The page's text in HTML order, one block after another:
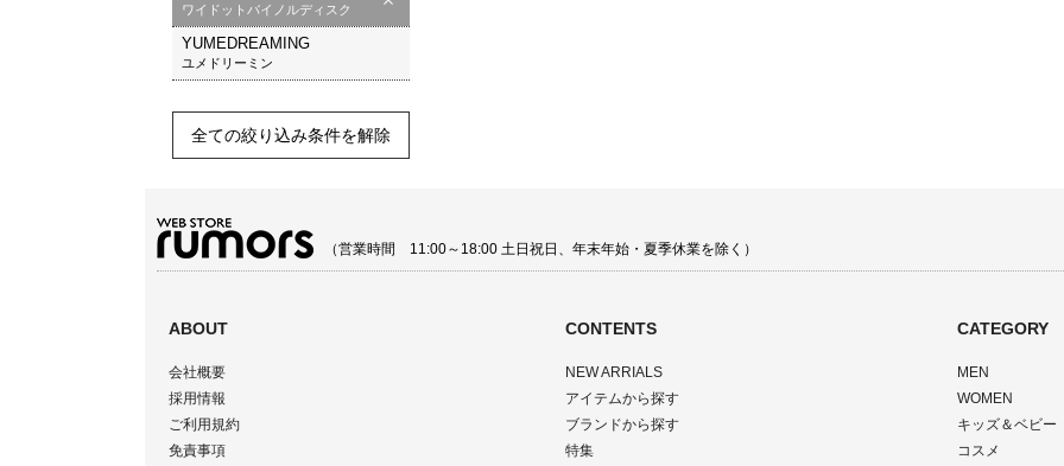
ワイドットバイノルディスク
YUMEDREAMING
ユメドリーミン
全ての絞り込み条件を解除
（営業時間 11:00～18:00 土日祝日、年末年始・夏季休業を除く）
ABOUT
会社概要
採用情報
ご利用規約
免責事項
CONTENTS
NEW ARRIALS
アイテムから探す
ブランドから探す
特集
CATEGORY
MEN
WOMEN
キッズ＆ベビー
コスメ